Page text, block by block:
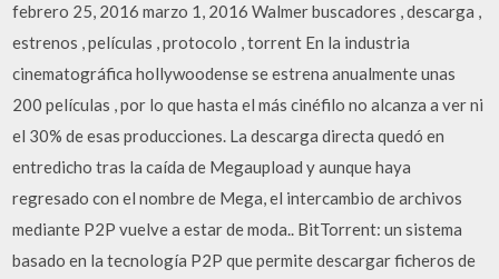
febrero 25, 2016 marzo 1, 2016 Walmer buscadores , descarga ,
estrenos , películas , protocolo , torrent En la industria
cinematográfica hollywoodense se estrena anualmente unas
200 películas , por lo que hasta el más cinéfilo no alcanza a ver ni
el 30% de esas producciones. La descarga directa quedó en
entredicho tras la caída de Megaupload y aunque haya
regresado con el nombre de Mega, el intercambio de archivos
mediante P2P vuelve a estar de moda.. BitTorrent: un sistema
basado en la tecnología P2P que permite descargar ficheros de